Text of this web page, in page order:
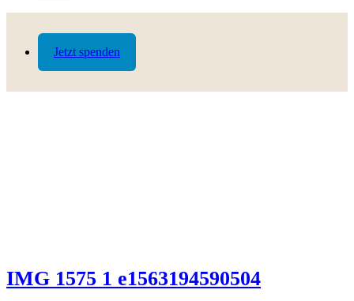
Jetzt spenden
IMG 1575 1 e1563194590504